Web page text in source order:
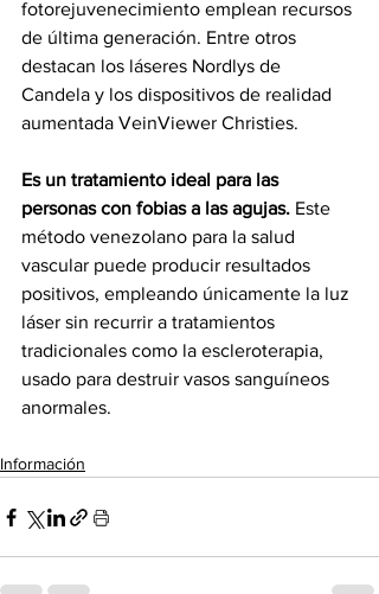
fotorejuvenecimiento emplean recursos
de última generación. Entre otros
destacan los láseres Nordlys de
Candela y los dispositivos de realidad
aumentada VeinViewer Christies.
Es un tratamiento ideal para las
personas con fobias a las agujas. Este
método venezolano para la salud
vascular puede producir resultados
positivos, empleando únicamente la luz
láser sin recurrir a tratamientos
tradicionales como la escleroterapia,
usado para destruir vasos sanguíneos
anormales.
Información